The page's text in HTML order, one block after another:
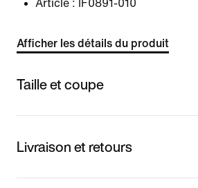
Article :
IF0891-010
Afficher les détails du produit
Taille et coupe
Livraison et retours